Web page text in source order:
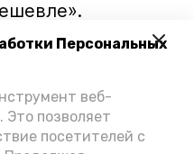
Персональных
веб-
Это позволяет
посетителей с